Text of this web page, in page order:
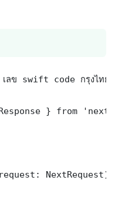
ข swift code กรุงไทย
} from
NextRequest)